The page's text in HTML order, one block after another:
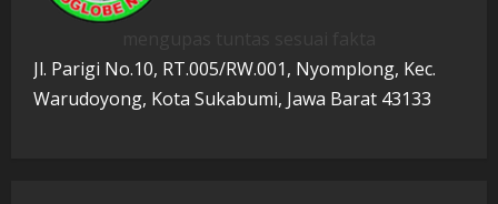
Jl. Parigi No.10, RT.005/RW.001, Nyomplong, Kec.
Warudoyong, Kota Sukabumi, Jawa Barat 43133